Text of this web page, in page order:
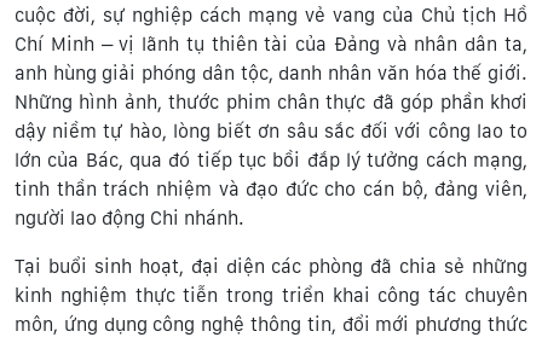
cuộc đời, sự nghiệp cách mạng vẻ vang của Chủ tịch Hồ
Chí Minh – vị lãnh tụ thiên tài của Đảng và nhân dân ta,
anh hùng giải phóng dân tộc, danh nhân văn hóa thế giới.
Những hình ảnh, thước phim chân thực đã góp phần khơi
dậy niềm tự hào, lòng biết ơn sâu sắc đối với công lao to
lớn của Bác, qua đó tiếp tục bồi đắp lý tưởng cách mạng,
tinh thần trách nhiệm và đạo đức cho cán bộ, đảng viên,
người lao động Chi nhánh.
Tại buổi sinh hoạt, đại diện các phòng đã chia sẻ những
kinh nghiệm thực tiễn trong triển khai công tác chuyên
môn, ứng dụng công nghệ thông tin, đổi mới phương thức